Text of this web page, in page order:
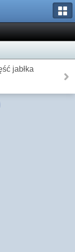
jabłka